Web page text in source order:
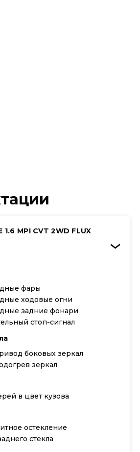
1.6 MPI CVT 2WD FLUX
›
фары
ходовые огни
задние фонари
стоп-сигнал
боковых зеркал
зеркал
в цвет кузова
остекление
стекла